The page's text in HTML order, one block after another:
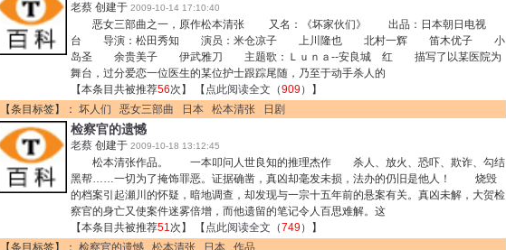
老蔡 创建于 2009-10-14 17:10:40
恶女三部曲之一，原作松本清张 又名：《坏家伙们》 出品：日本朝日电视
台 导演：松田秀知 演员：米仓凉子 上川隆也 北村一辉 笛木优子 小
岛圣 余贵美子 伊武雅刀 主题歌：Ｌｕｎａ--安良城 红 描写了以某医院为
舞台，过分爱恋一位医生的某位护士跟踪尾随，乃至于动手杀人的
【本条目共被推荐56次】 【 点此阅读全文 （909）】
【条目标签】： 坏人们 恶女三部曲 日本 松本清张 日剧
检察官的遗憾
老蔡 创建于 2009-10-18 13:12:45
松本清张作品。 一本叩问人世良知的推理杰作 杀人、放火、恐吓、欺诈、勾结
黑帮……一切为了掩饰罪恶。证据确凿，真凶却毫发未损，法办的仍旧是他人！ 烧毁
的档案引起瀬川的怀疑，暗地调查，却发现与一宗十五年前的悬案有关。真凶未解，大贺检
察官的身亡又使案件迷雾倍增，而他遗留的笔记令人百思难解。这
【本条目共被推荐51次】 【 点此阅读全文 （749）】
【条目标签】： 检察官的遗憾 松本清张 日本 作品